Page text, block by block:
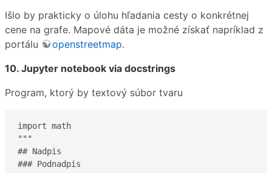
Išlo by prakticky o úlohu hľadania cesty o konkrétnej
cene na grafe. Mapové dáta je možné získať napríklad z
portálu
openstreetmap.
10. Jupyter notebook via docstrings
Program, ktorý by textový súbor tvaru
import math
"""
## Nadpis
### Podnadpis